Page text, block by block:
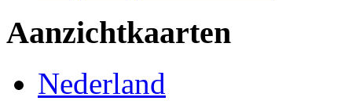
Aanzichtkaarten
Nederland